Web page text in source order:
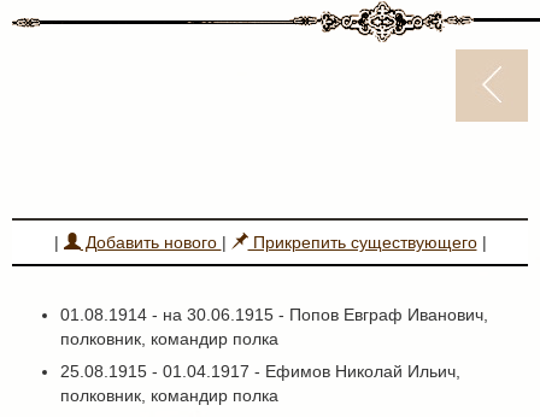
| Добавить нового | Прикрепить существующего|
01.08.1914 - на 30.06.1915 - Попов Евграф Иванович,
полковник, командир полка
25.08.1915 - 01.04.1917 - Ефимов Николай Ильич,
полковник, командир полка